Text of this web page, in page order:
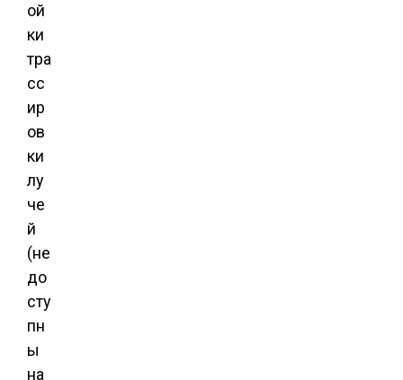
ой
ки
тра
сс
ир
ов
ки
лу
че
й
(не
до
сту
пн
ы
на